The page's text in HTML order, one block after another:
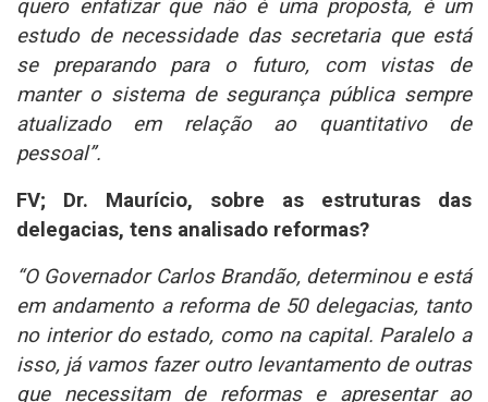
quero enfatizar que não é uma proposta, é um
estudo de necessidade das secretaria que está
se preparando para o futuro, com vistas de
manter o sistema de segurança pública sempre
atualizado em relação ao quantitativo de
pessoal”.
FV; Dr. Maurício, sobre as estruturas das
delegacias, tens analisado reformas?
“O Governador Carlos Brandão, determinou e está
em andamento a reforma de 50 delegacias, tanto
no interior do estado, como na capital. Paralelo a
isso, já vamos fazer outro levantamento de outras
que necessitam de reformas e apresentar ao